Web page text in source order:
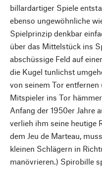
billardartiger Spiele
ebenso ungewöhnliche
Spielprinzip denkbar
über das Mittelstück ins
abschüssige Feld auf
die Kugel tunlichst
von seinem Tor
Mitspieler ins Tor
Anfang der 1950er Jahre
verlieh ihm seine heutige
dem Jeu de Marteau,
kleinen Schlägern in
manövrieren.) Spirobille